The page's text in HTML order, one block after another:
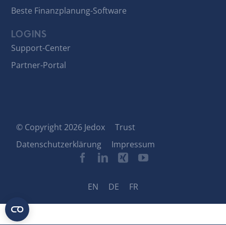
Beste Finanzplanung-Software
LOGINS
Support-Center
Partner-Portal
© Copyright 2026 Jedox
Trust
Datenschutzerklärung
Impressum
EN DE FR